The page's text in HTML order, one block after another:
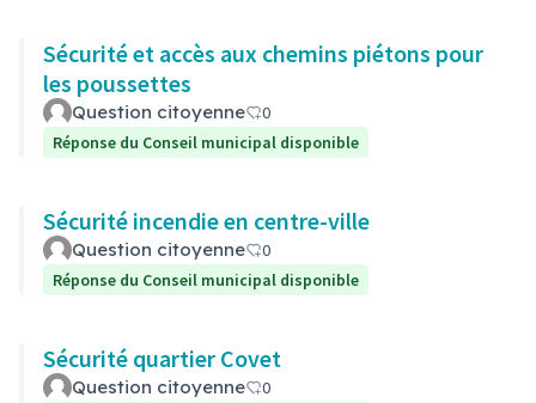
Sécurité et accès aux chemins piétons pour
les poussettes
Question citoyenne
0
Réponse du Conseil municipal disponible
Sécurité incendie en centre-ville
Question citoyenne
0
Réponse du Conseil municipal disponible
Sécurité quartier Covet
Question citoyenne
0